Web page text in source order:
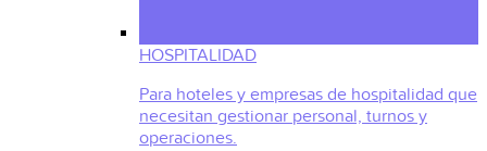
HOSPITALIDAD
Para hoteles y empresas de hospitalidad que
necesitan gestionar personal, turnos y
operaciones.